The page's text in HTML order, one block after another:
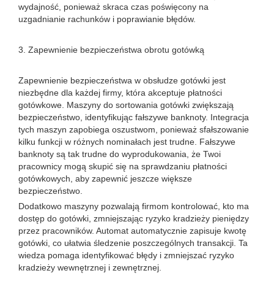
wydajność, ponieważ skraca czas poświęcony na
uzgadnianie rachunków i poprawianie błędów.
3. Zapewnienie bezpieczeństwa obrotu gotówką
Zapewnienie bezpieczeństwa w obsłudze gotówki jest
niezbędne dla każdej firmy, która akceptuje płatności
gotówkowe. Maszyny do sortowania gotówki zwiększają
bezpieczeństwo, identyfikując fałszywe banknoty. Integracja
tych maszyn zapobiega oszustwom, ponieważ sfałszowanie
kilku funkcji w różnych nominałach jest trudne. Fałszywe
banknoty są tak trudne do wyprodukowania, że ​​Twoi
pracownicy mogą skupić się na sprawdzaniu płatności
gotówkowych, aby zapewnić jeszcze większe
bezpieczeństwo.
Dodatkowo maszyny pozwalają firmom kontrolować, kto ma
dostęp do gotówki, zmniejszając ryzyko kradzieży pieniędzy
przez pracowników. Automat automatycznie zapisuje kwotę
gotówki, co ułatwia śledzenie poszczególnych transakcji. Ta
wiedza pomaga identyfikować błędy i zmniejszać ryzyko
kradzieży wewnętrznej i zewnętrznej.